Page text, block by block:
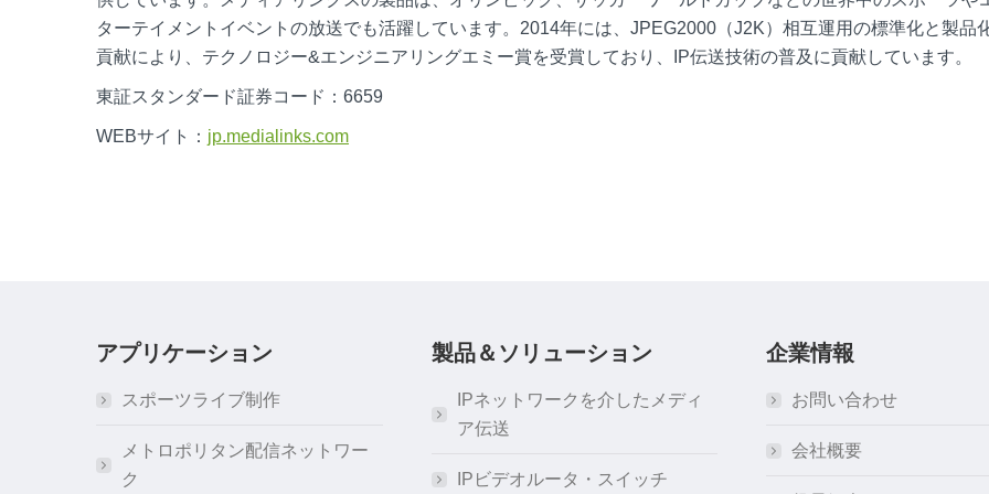
ターテイメントイベントの放送でも活躍しています。2014年には、JPEG2000（J2K）相互運用の標準化と製品
貢献により、テクノロジー&エンジニアリングエミー賞を受賞しており、IP伝送技術の普及に貢献しています。
東証スタンダード証券コード：6659
WEBサイト： jp.medialinks.com
アプリケーション
スポーツライブ制作
メトロポリタン配信ネットワー
ク
製品＆ソリューション
IPネットワークを介したメディ
ア伝送
IPビデオルータ・スイッチ
企業情報
お問い合わせ
会社概要